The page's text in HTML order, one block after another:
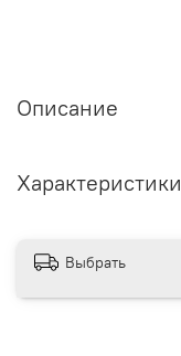
Описание
Характеристики
Выбрать